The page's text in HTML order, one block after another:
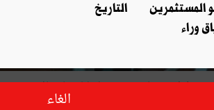
عوامل بؤسنا». هذه مقولة لبليز باسكال يقترح
المستثمرين
وراء
التاريخ
الغاء